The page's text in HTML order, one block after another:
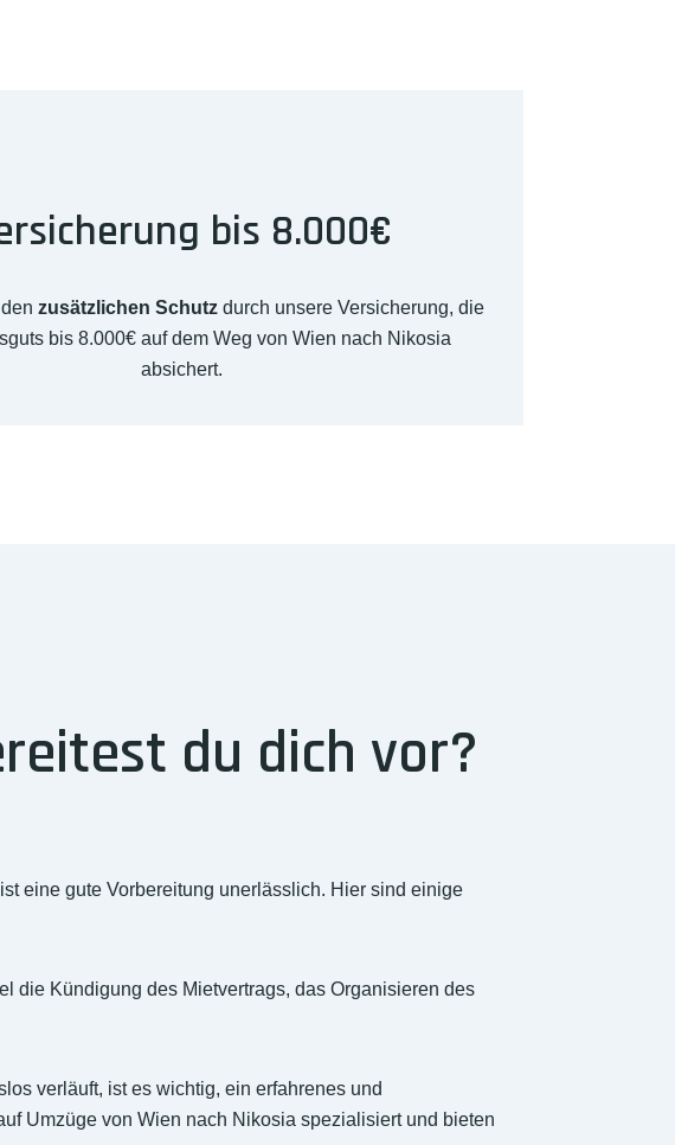
bis 8.000€
zusätzlichen Schutzdurch unsere Versicherung, die
bis 8.000€ auf dem Weg von Wien nach Nikosia
absichert.
du dich vor?
eine gute Vorbereitung unerlässlich. Hier sind einige
die Kündigung des Mietvertrags, das Organisieren des
verläuft, ist es wichtig, ein erfahrenes und
Umzüge von Wien nach Nikosia spezialisiert und bieten